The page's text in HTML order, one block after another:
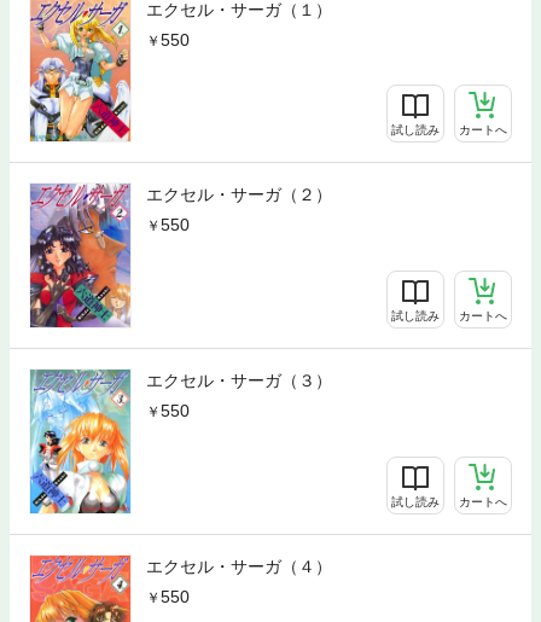
エクセル・サーガ（１）
550
試し読み カートへ
エクセル・サーガ（２）
550
試し読み カートへ
エクセル・サーガ（３）
550
試し読み カートへ
エクセル・サーガ（４）
550